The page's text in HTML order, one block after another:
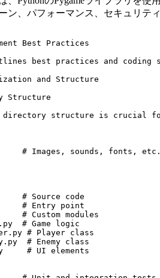
ン、パフォーマンス、セキュリテ